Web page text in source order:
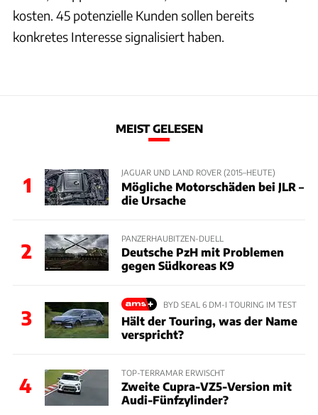
kosten. 45 potenzielle Kunden sollen bereits
konkretes Interesse signalisiert haben.
MEIST GELESEN
1
JAGUAR UND LAND ROVER (2015–HEUTE)
Mögliche Motorschäden bei JLR –
die Ursache
2
PANZERHAUBITZEN-DUELL
Deutsche PzH mit Problemen
gegen Südkoreas K9
3
BYD SEAL 6 DM-I TOURING IM TEST
Hält der Touring, was der Name
verspricht?
4
TOP-TERRAMAR ERWISCHT
Zweite Cupra-VZ5-Version mit
Audi-Fünfzylinder?